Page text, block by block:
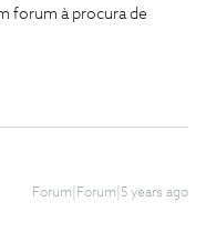
forum à procura de
Forum|Forum|5 years ago